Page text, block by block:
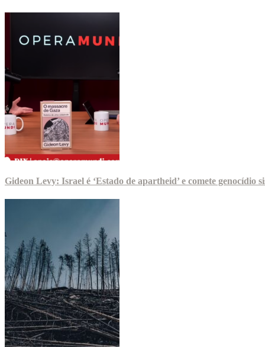
Gideon Levy: Israel é ‘Estado de apartheid’ e comete genocídio